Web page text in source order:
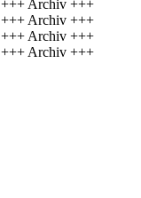
Archiv +++
Archiv +++
Archiv +++
Archiv +++